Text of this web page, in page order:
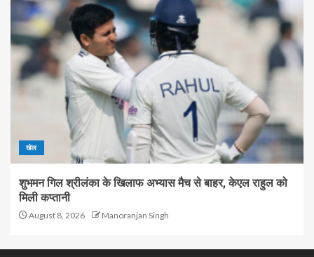
खेल
शुभमन गिल श्रीलंका के खिलाफ अभ्यास मैच से बाहर, केएल राहुल को
मिली कप्तानी
August 8, 2026 Manoranjan Singh